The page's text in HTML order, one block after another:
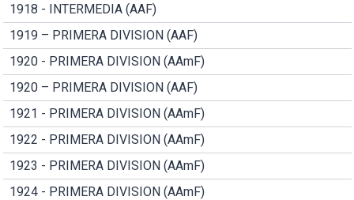
1918 - INTERMEDIA (AAF)
1919 – PRIMERA DIVISION (AAF)
1920 - PRIMERA DIVISION (AAmF)
1920 – PRIMERA DIVISION (AAF)
1921 - PRIMERA DIVISION (AAmF)
1922 - PRIMERA DIVISION (AAmF)
1923 - PRIMERA DIVISION (AAmF)
1924 - PRIMERA DIVISION (AAmF)